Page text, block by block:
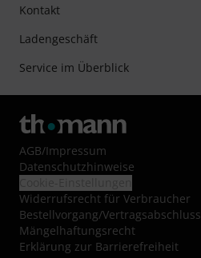
Kontakt
Ladengeschäft
Service im Überblick
AGB/Impressum
Datenschutzhinweise
Widerrufsrecht für Verbraucher
Bestellvorgang/Vertragsabschluss
Mängelhaftungsrecht
Erklärung zur Barrierefreiheit